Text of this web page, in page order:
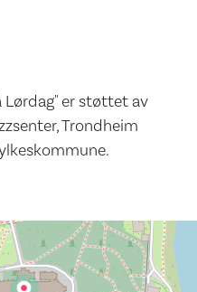
Lørdag" er støttet av
Trondheim